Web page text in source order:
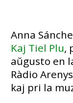
Anna
Kaj Tiel Plu,
aŭgusto en
Ràdio
kaj pri la